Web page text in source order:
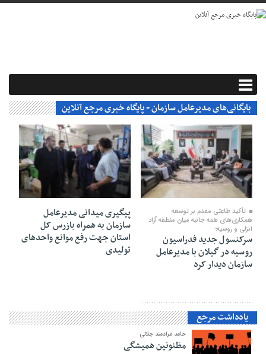
بایگانی‌های مدیرعامل سازمان - پایگاه خبری مرجع آنلاین
۰۶ مرداد ۱۴۰۵
تأكید طاعتی مقدم بر توسعه
همكاری‌های همه جانبه میان منطقه آزاد
انزلی و روسیه؛
سرکنسول جدید فدراسیون
روسیه در گیلان با مدیرعامل
سازمان دیدار کرد
۰۷ تیر ۱۴۰۵
پیگیری میدانی مدیرعامل
سازمان به همراه بازرس کل
استان جهت رفع موانع واحدهای
تولیدی
یادداشت مرجع
حامد مرادمند جلالی
مظنونین همیشگی